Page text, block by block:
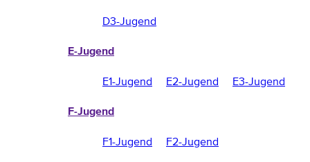
D3-Jugend
E-Jugend
E1-Jugend E2-Jugend E3-Jugend
F-Jugend
F1-Jugend F2-Jugend